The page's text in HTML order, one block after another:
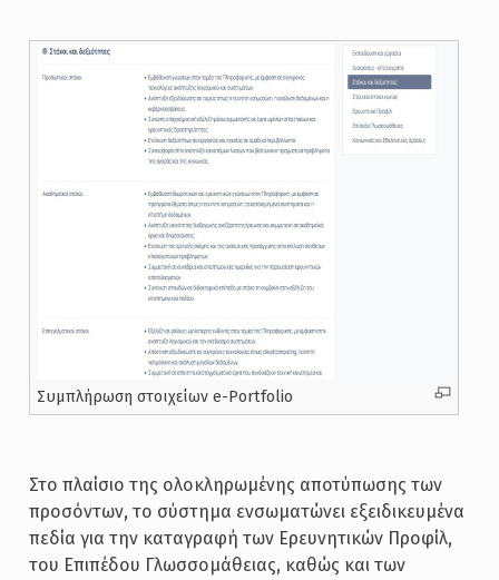
Συμπλήρωση στοιχείων e-Portfolio
Στο πλαίσιο της ολοκληρωμένης αποτύπωσης των
προσόντων, το σύστημα ενσωματώνει εξειδικευμένα
πεδία για την καταγραφή των Ερευνητικών Προφίλ,
του Επιπέδου Γλωσσομάθειας, καθώς και των